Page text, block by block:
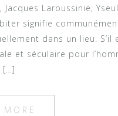
Jacques Laroussinie,
signifie
dans un lieu.
et séculaire pour
[…]